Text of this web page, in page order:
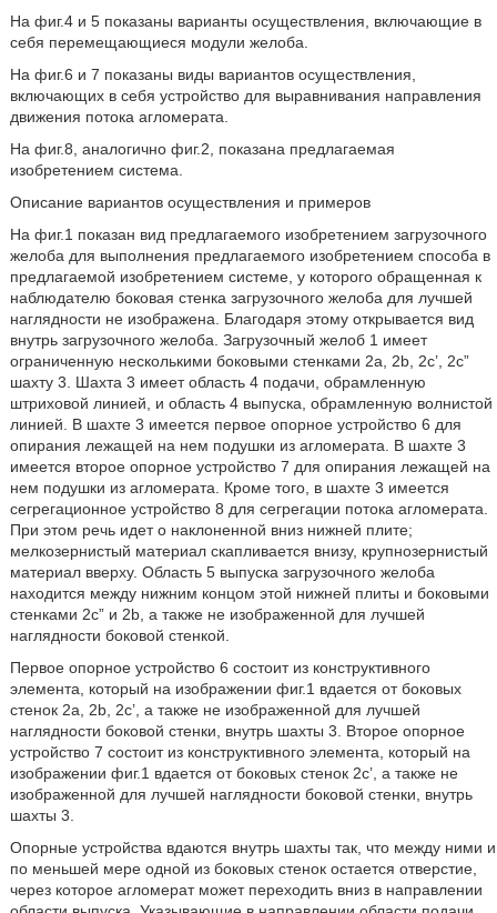
На фиг.4 и 5 показаны варианты осуществления, включающие в
себя перемещающиеся модули желоба.
На фиг.6 и 7 показаны виды вариантов осуществления,
включающих в себя устройство для выравнивания направления
движения потока агломерата.
На фиг.8, аналогично фиг.2, показана предлагаемая
изобретением система.
Описание вариантов осуществления и примеров
На фиг.1 показан вид предлагаемого изобретением загрузочного
желоба для выполнения предлагаемого изобретением способа в
предлагаемой изобретением системе, у которого обращенная к
наблюдателю боковая стенка загрузочного желоба для лучшей
наглядности не изображена. Благодаря этому открывается вид
внутрь загрузочного желоба. Загрузочный желоб 1 имеет
ограниченную несколькими боковыми стенками 2a, 2b, 2c’, 2c”
шахту 3. Шахта 3 имеет область 4 подачи, обрамленную
штриховой линией, и область 4 выпуска, обрамленную волнистой
линией. В шахте 3 имеется первое опорное устройство 6 для
опирания лежащей на нем подушки из агломерата. В шахте 3
имеется второе опорное устройство 7 для опирания лежащей на
нем подушки из агломерата. Кроме того, в шахте 3 имеется
сегрегационное устройство 8 для сегрегации потока агломерата.
При этом речь идет о наклоненной вниз нижней плите;
мелкозернистый материал скапливается внизу, крупнозернистый
материал вверху. Область 5 выпуска загрузочного желоба
находится между нижним концом этой нижней плиты и боковыми
стенками 2c” и 2b, а также не изображенной для лучшей
наглядности боковой стенкой.
Первое опорное устройство 6 состоит из конструктивного
элемента, который на изображении фиг.1 вдается от боковых
стенок 2a, 2b, 2c’, а также не изображенной для лучшей
наглядности боковой стенки, внутрь шахты 3. Второе опорное
устройство 7 состоит из конструктивного элемента, который на
изображении фиг.1 вдается от боковых стенок 2c’, а также не
изображенной для лучшей наглядности боковой стенки, внутрь
шахты 3.
Опорные устройства вдаются внутрь шахты так, что между ними и
по меньшей мере одной из боковых стенок остается отверстие,
через которое агломерат может переходить вниз в направлении